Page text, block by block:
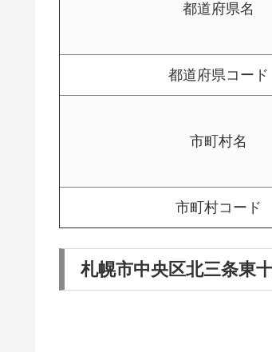
都道府県名
都道府県コード
市町村名
市町村コード
札幌市中央区北三条東